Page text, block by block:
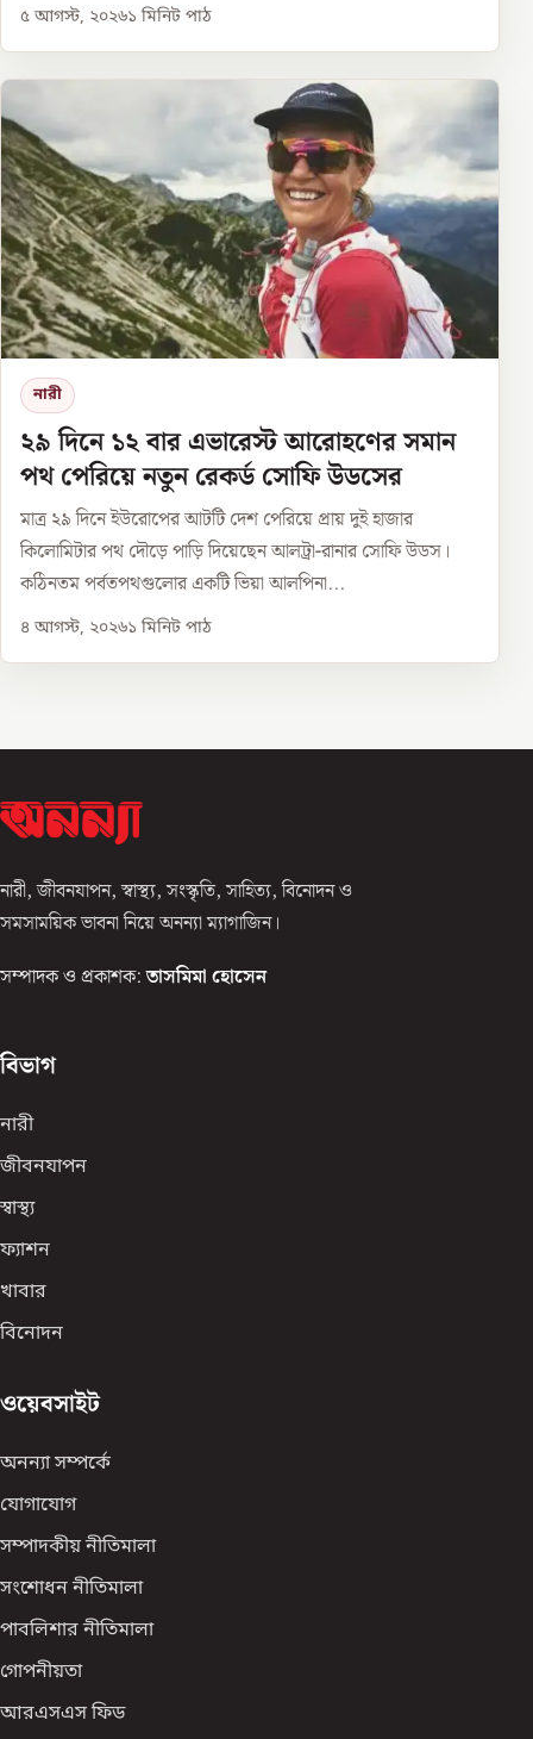
৫ আগস্ট, ২০২৬১ মিনিট পাঠ
নারী
২৯ দিনে ১২ বার এভারেস্ট আরোহণের সমান
পথ পেরিয়ে নতুন রেকর্ড সোফি উডসের
মাত্র ২৯ দিনে ইউরোপের আটটি দেশ পেরিয়ে প্রায় দুই হাজার
কিলোমিটার পথ দৌড়ে পাড়ি দিয়েছেন আলট্রা-রানার সোফি উডস।
কঠিনতম পর্বতপথগুলোর একটি ভিয়া আলপিনা...
৪ আগস্ট, ২০২৬১ মিনিট পাঠ
নারী, জীবনযাপন, স্বাস্থ্য, সংস্কৃতি, সাহিত্য, বিনোদন ও
সমসাময়িক ভাবনা নিয়ে অনন্যা ম্যাগাজিন।
সম্পাদক ও প্রকাশক: তাসমিমা হোসেন
বিভাগ
নারী
জীবনযাপন
স্বাস্থ্য
ফ্যাশন
খাবার
বিনোদন
ওয়েবসাইট
অনন্যা সম্পর্কে
যোগাযোগ
সম্পাদকীয় নীতিমালা
সংশোধন নীতিমালা
পাবলিশার নীতিমালা
গোপনীয়তা
আরএসএস ফিড